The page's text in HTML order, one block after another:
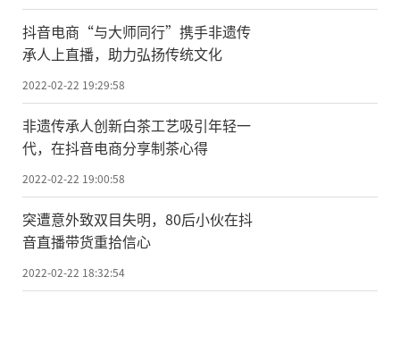
抖音电商“与大师同行”携手非遗传
承人上直播，助力弘扬传统文化
2022-02-22 19:29:58
非遗传承人创新白茶工艺吸引年轻一
代，在抖音电商分享制茶心得
2022-02-22 19:00:58
突遭意外致双目失明，80后小伙在抖
音直播带货重拾信心
2022-02-22 18:32:54